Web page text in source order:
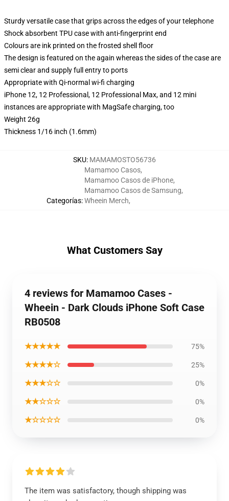
Sturdy versatile case that grips across the edges of your telephone
Shock absorbent TPU case with anti-fingerprint end
Colours are ink printed on the frosted shell floor
The design is featured on the again whereas the sides of the case are
semi clear and supply full entry to ports
Appropriate with Qi-normal wi-fi charging
iPhone 12, 12 Professional, 12 Professional Max, and 12 mini
instances are appropriate with MagSafe charging, too
Weight 26g
Thickness 1/16 inch (1.6mm)
SKU: MAMAMOSTO56736
Categorías:
Mamamoo Casos,
Mamamoo Casos de iPhone,
Mamamoo Casos de Samsung,
Wheein Merch,
What Customers Say
4 reviews for Mamamoo Cases -
Wheein - Dark Clouds iPhone Soft Case
RB0508
★★★★★ 75%
★★★★☆ 25%
★★★☆☆ 0%
★★☆☆☆ 0%
★☆☆☆☆ 0%
The item was satisfactory, though shipping was